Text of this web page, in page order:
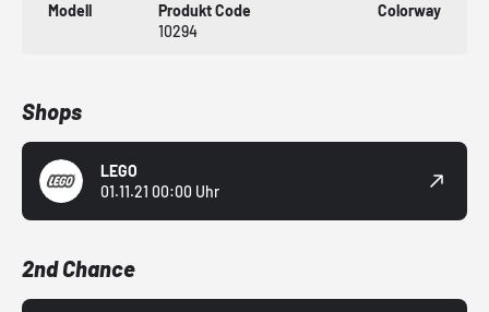
Modell
Produkt Code
10294
Colorway
Shops
LEGO
01.11.21 00:00 Uhr
2nd Chance